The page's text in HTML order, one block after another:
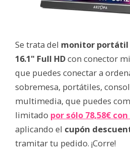
Se trata del monitor portátil
16.1" Full HDcon conector
que puedes conectar a
sobremesa, portátiles,
multimedia, que puedes
limitado por sólo 78,58€
aplicando el cupón
tramitar tu pedido. ¡Corre!